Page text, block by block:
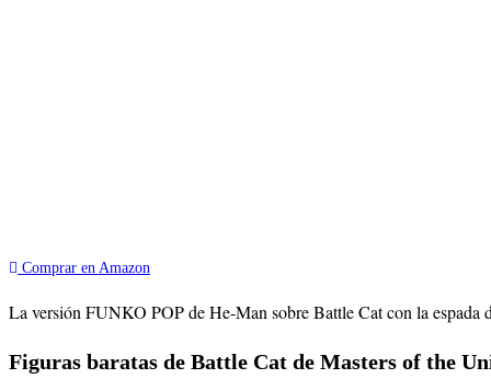
Comprar en Amazon
La versión FUNKO POP de He-Man sobre Battle Cat con la espada
Figuras baratas de Battle Cat de Masters of the